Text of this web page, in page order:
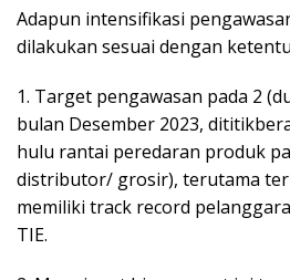
Adapun intensifikasi
dilakukan sesuai dengan
1. Target pengawasan pada 2
bulan Desember 2023,
hulu rantai peredaran produk
distributor/ grosir), terutama
memiliki track record
TIE.